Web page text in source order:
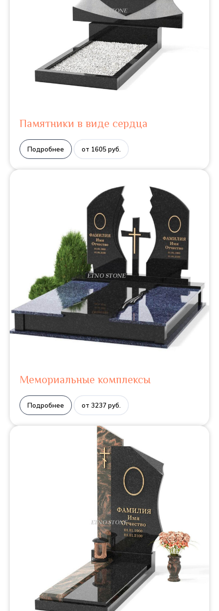
Памятники в виде сердца
Подробнее от 1605 руб.
Мемориальные комплексы
Подробнее от 3237 руб.